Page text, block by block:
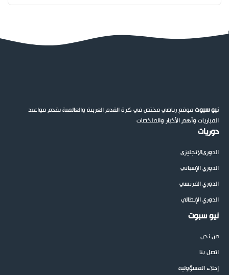
نيو سبوتموقع رياضي مختص في كرة القدم العربية والعالمية يقدم مواعيد
المباريات وأهم الأخبار والملخصات
دوريات
الدوريالإنجليزي
الدوري الإسباني
الدوري الفرنسي
الدوري الإيطالي
نيو سبوت
من نحن
اتصل بنا
إخلاء المسؤولية